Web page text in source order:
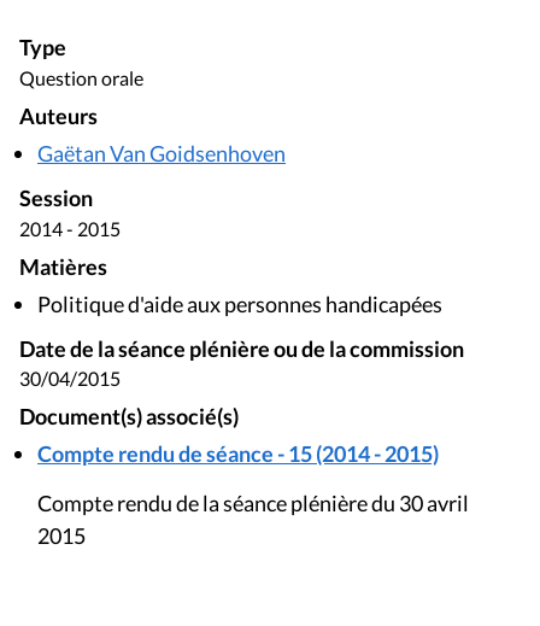
Type
Question orale
Auteurs
Gaëtan Van Goidsenhoven
Session
2014 - 2015
Matières
Politique d'aide aux personnes handicapées
Date de la séance plénière ou de la commission
30/04/2015
Document(s) associé(s)
Compte rendu de séance - 15 (2014 - 2015)
Compte rendu de la séance plénière du 30 avril
2015